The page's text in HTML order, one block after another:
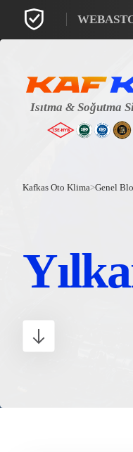
Kafkas Oto Klima>Genel